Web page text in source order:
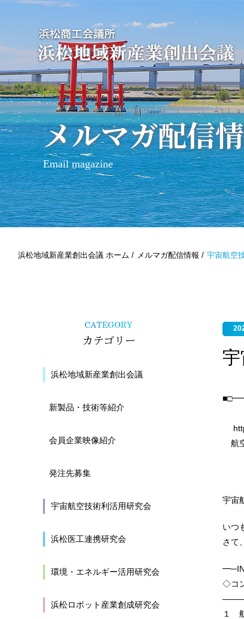
メルマガ配信
Email magazine
浜松地域新産業創出会議 ホーム メルマガ配信情報 宇宙航空
カテゴリー
浜松地域新産業創出会議
新製品・技術等紹介
会員企業映像紹介
発注先募集
宇宙航空技術利活用研究会
浜松医工連携研究会
環境・エネルギー活用研究会
浜松ロボット産業創成研究会
宇
航
宇宙
いつ
さて
◇コ
１